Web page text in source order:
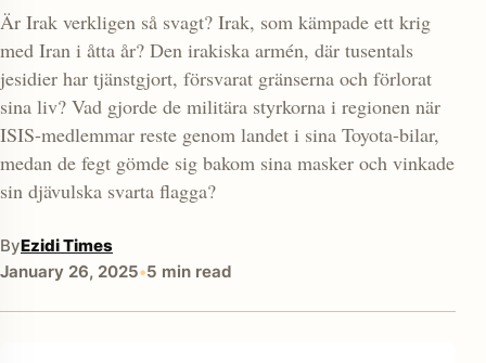
Är Irak verkligen så svagt? Irak, som kämpade ett krig
med Iran i åtta år? Den irakiska armén, där tusentals
jesidier har tjänstgjort, försvarat gränserna och förlorat
sina liv? Vad gjorde de militära styrkorna i regionen när
ISIS-medlemmar reste genom landet i sina Toyota-bilar,
medan de fegt gömde sig bakom sina masker och vinkade
sin djävulska svarta flagga?
ByEzidi Times
January 26, 2025•5 min read